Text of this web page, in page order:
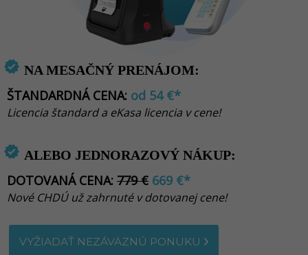
verified NA MESAČNÝ PRENÁJOM:
ŠTANDARDNÁ CENA: od 54€*
Licencia štandard a eKasa licencia v cene!
verified ALEBO JEDNORAZOVÝ NÁKUP:
DOTOVANÁ CENA: 779 € 669 €*
Nové CHDÚ už zahrnuté v dotovanej cene!
VYŽIADAŤ NEZÁVÄZNÚ PONUKU